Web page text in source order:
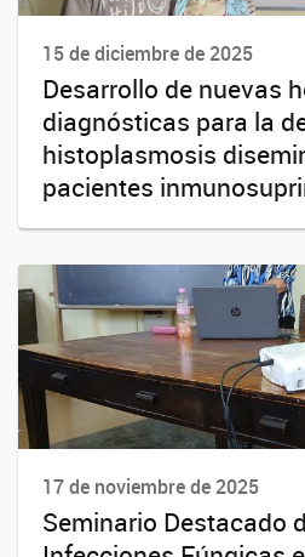
15 de diciembre de 2025
Desarrollo de nuevas
diagnósticas para la
histoplasmosis
pacientes
17 de noviembre de 2025
Seminario Destacado